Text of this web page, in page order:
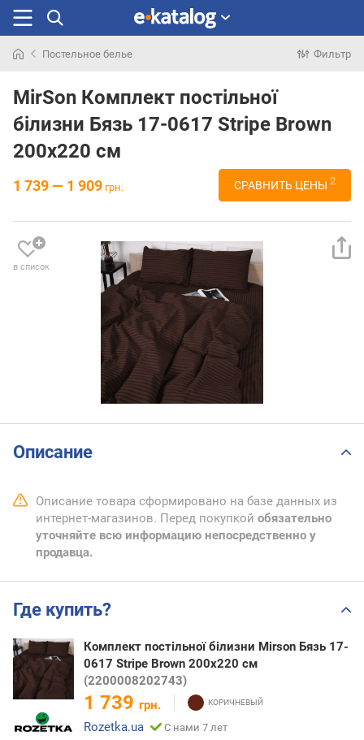
раньше
Постельное белье Фильтр
MirSon Комплект постільної
білизни Бязь 17-0617 Stripe Brown
200х220 см
1 739 — 1 909 грн. СРАВНИТЬ ЦЕНЫ 2
в список
Описание
Описание товара сформировано на базе данных из
интернет-магазинов. Перед покупкой обязательно
уточняйте всю информацию непосредственно у
продавца.
Где купить?
Комплект постільної білизни Mirson Бязь 17-
0617 Stripe Brown 200х220 см
(2200008202743)
1 739 грн.
Rozetka.ua
С нами 7 лет